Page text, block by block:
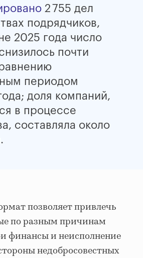
2 755 дел
подрядчиков,
2025 года число
почти
периодом
доля компаний,
в процессе
составляла около
позволяет привлечь
по разным причинам
финансы и неисполнение
недобросовестных